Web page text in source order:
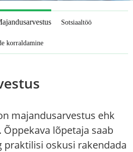
Sotsiaaltöö
korraldamine
majandusarvestus ehk
lõpetaja saab
praktilisi oskusi rakendada